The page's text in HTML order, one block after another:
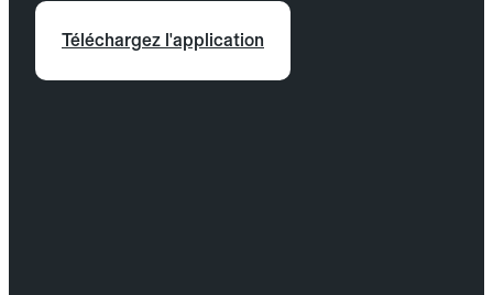
Téléchargez l'application